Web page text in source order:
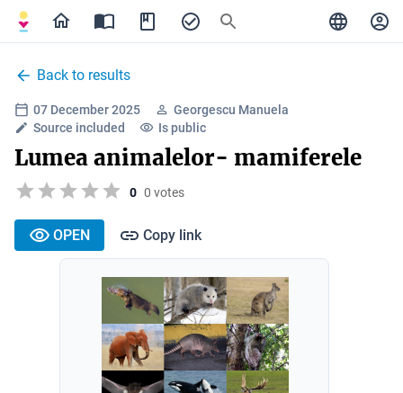
Back to results
07 December 2025
Georgescu Manuela
Source included
Is public
Lumea animalelor- mamiferele
0 0 votes
OPEN Copy link